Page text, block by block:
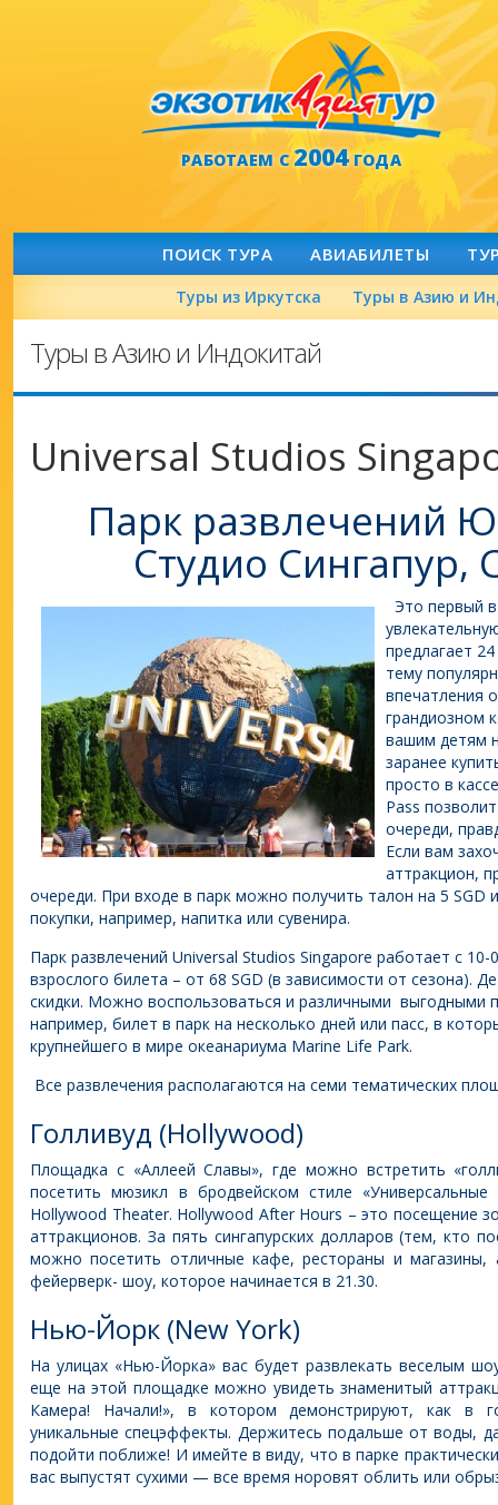
РАБОТАЕМ С2004ГОДА
ПОИСК ТУРА АВИАБИЛЕТЫ
Туры из Иркутска Туры в Азию и
Туры в Азию и Индокитай
Universal Studios
Парк развлечений
Студио Сингапур,
Это первый
предлагает
тему
впечатления
грандиозном
вашим детям
заранее
просто в
Pass
очереди,
Если вам
аттракцион,
очереди. При входе в парк можно получить талон на 5 SGD
покупки, например, напитка или сувенира.
Парк развлечений Universal Studios Singapore работает с
взрослого билета – от 68 SGD (в зависимости от сезона).
скидки. Можно воспользоваться и различными выгодными
например, билет в парк на несколько дней или пасс, в
крупнейшего в мире океанариума Marine Life Park.
Все развлечения располагаются на семи тематических
Голливуд (Hollywood)
Площадка с «Аллеей Славы», где можно встретить
посетить мюзикл в бродвейском стиле
Hollywood Theater. Hollywood After Hours – это посещение
аттракционов. За пять сингапурских долларов (тем, кто
можно посетить отличные кафе, рестораны и магазины,
фейерверк- шоу, которое начинается в 21.30.
Нью-Йорк (New York)
На улицах «Нью-Йорка» вас будет развлекать веселым
еще на этой площадке можно увидеть знаменитый
Камера! Начали!», в котором демонстрируют, как в
уникальные спецэффекты. Держитесь подальше от воды,
подойти поближе! И имейте в виду, что в парке
вас выпустят сухими — все время норовят облить или